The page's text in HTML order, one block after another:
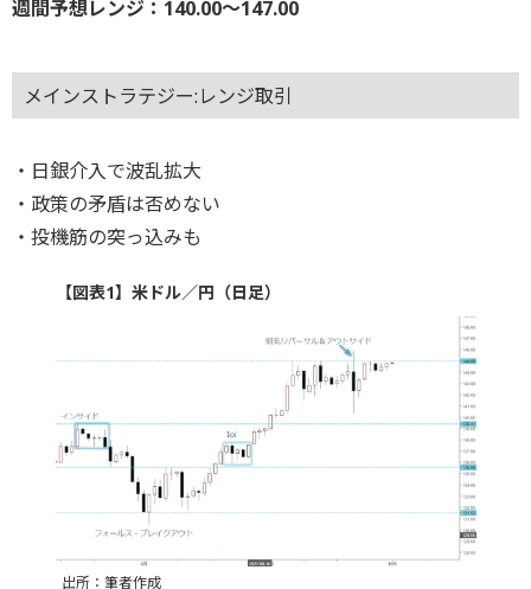
週間予想レンジ：140.00～147.00
メインストラテジー:レンジ取引
・日銀介入で波乱拡大
・政策の矛盾は否めない
・投機筋の突っ込みも
【図表1】米ドル／円（日足）
出所：筆者作成